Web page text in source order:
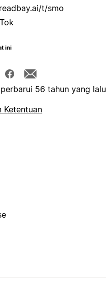
t/smo
ini
56 tahun yang lalu
Ketentuan